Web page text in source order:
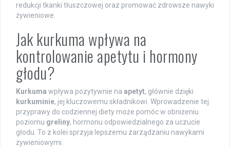
redukcji tkanki tłuszczowej oraz promować zdrowsze nawyki
żywieniowe.
Jak kurkuma wpływa na
kontrolowanie apetytu i hormony
głodu?
Kurkuma wpływa pozytywnie na apetyt, głównie dzięki
kurkuminie, jej kluczowemu składnikowi. Wprowadzenie tej
przyprawy do codziennej diety może pomóc w obniżeniu
poziomu greliny, hormonu odpowiedzialnego za uczucie
głodu. To z kolei sprzyja lepszemu zarządzaniu nawykami
żywieniowymi.